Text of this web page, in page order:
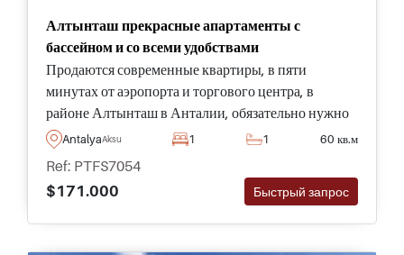
Алтынташ прекрасные апартаменты с
бассейном и со всеми удобствами
Продаются современные квартиры, в пяти
минутах от аэропорта и торгового центра, в
районе Алтынташ в Анталии, обязательно нужно
увидеть - подходят для покупателей, желающих
для получения дохода от сдачи в аренду.
AntalyaAksu 1 1 60 кв.м
Ref: PTFS7054
$171.000
Быстрый запрос